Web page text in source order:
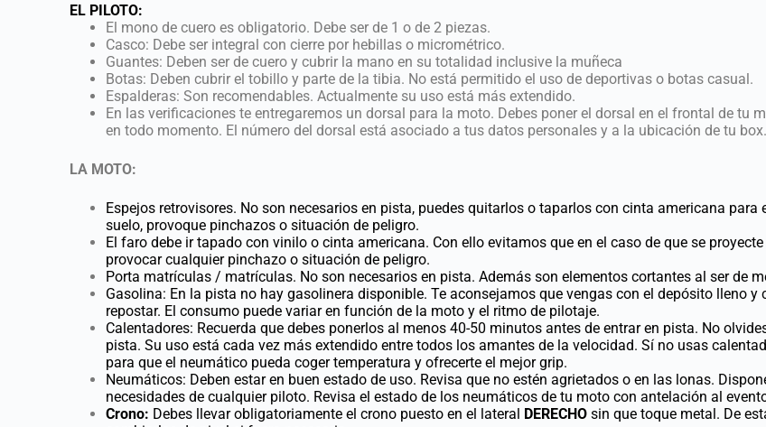
EL PILOTO:
El mono de cuero es obligatorio. Debe ser de 1 o de 2 piezas.
Casco: Debe ser integral con cierre por hebillas o micrométrico.
Guantes: Deben ser de cuero y cubrir la mano en su totalidad inclusive la muñeca
Botas: Deben cubrir el tobillo y parte de la tibia. No está permitido el uso de deportivas o botas casual.
Espalderas: Son recomendables. Actualmente su uso está más extendido.
En las verificaciones te entregaremos un dorsal para la moto. Debes poner el dorsal en el frontal de tu
en todo momento. El número del dorsal está asociado a tus datos personales y a la ubicación de tu box.
LA MOTO:
Espejos retrovisores. No son necesarios en pista, puedes quitarlos o taparlos con cinta americana
suelo, provoque pinchazos o situación de peligro.
El faro debe ir tapado con vinilo o cinta americana. Con ello evitamos que en el caso de que se
provocar cualquier pinchazo o situación de peligro.
Porta matrículas / matrículas. No son necesarios en pista. Además son elementos cortantes al ser de
Gasolina: En la pista no hay gasolinera disponible. Te aconsejamos que vengas con el depósito lleno
repostar. El consumo puede variar en función de la moto y el ritmo de pilotaje.
Calentadores: Recuerda que debes ponerlos al menos 40-50 minutos antes de entrar en pista. No
pista. Su uso está cada vez más extendido entre todos los amantes de la velocidad. Sí no usas
para que el neumático pueda coger temperatura y ofrecerte el mejor grip.
Neumáticos: Deben estar en buen estado de uso. Revisa que no estén agrietados o en las lonas.
necesidades de cualquier piloto. Revisa el estado de los neumáticos de tu moto con antelación al
Crono: Debes llevar obligatoriamente el crono puesto en el lateral DERECHO sin que toque metal. De